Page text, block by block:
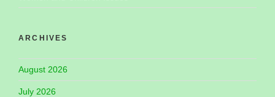
ARCHIVES
August 2026
July 2026